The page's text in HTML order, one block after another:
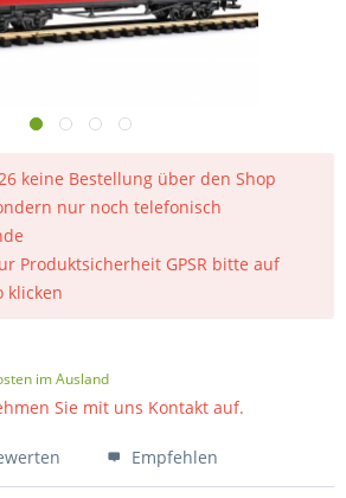
keine Bestellung über den Shop
nur noch telefonisch
Produktsicherheit GPSR bitte auf
klicken
im Ausland
Sie mit uns Kontakt auf.
Empfehlen